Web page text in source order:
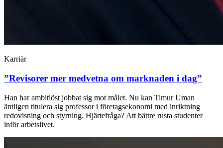
Karriär
”Revisorer mer medvetna om marknaden i dag”
Han har ambitiöst jobbat sig mot målet. Nu kan Timur Uman
äntligen titulera sig professor i företagsekonomi med inriktning
redovisning och styrning. Hjärtefråga? Att bättre rusta studenter
inför arbetslivet.